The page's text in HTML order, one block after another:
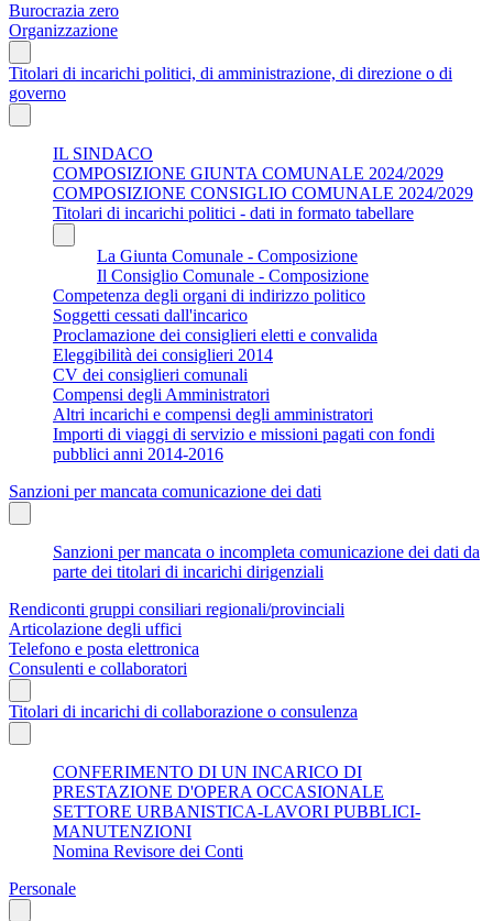
Burocrazia zero
Organizzazione
Titolari di incarichi politici, di amministrazione, di direzione o di
governo
IL SINDACO
COMPOSIZIONE GIUNTA COMUNALE 2024/2029
COMPOSIZIONE CONSIGLIO COMUNALE 2024/2029
Titolari di incarichi politici - dati in formato tabellare
La Giunta Comunale - Composizione
Il Consiglio Comunale - Composizione
Competenza degli organi di indirizzo politico
Soggetti cessati dall'incarico
Proclamazione dei consiglieri eletti e convalida
Eleggibilità dei consiglieri 2014
CV dei consiglieri comunali
Compensi degli Amministratori
Altri incarichi e compensi degli amministratori
Importi di viaggi di servizio e missioni pagati con fondi
pubblici anni 2014-2016
Sanzioni per mancata comunicazione dei dati
Sanzioni per mancata o incompleta comunicazione dei dati da
parte dei titolari di incarichi dirigenziali
Rendiconti gruppi consiliari regionali/provinciali
Articolazione degli uffici
Telefono e posta elettronica
Consulenti e collaboratori
Titolari di incarichi di collaborazione o consulenza
CONFERIMENTO DI UN INCARICO DI
PRESTAZIONE D'OPERA OCCASIONALE
SETTORE URBANISTICA-LAVORI PUBBLICI-
MANUTENZIONI
Nomina Revisore dei Conti
Personale